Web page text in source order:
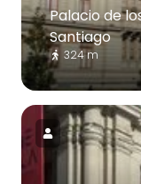
Palacio de
Santiago
324 m